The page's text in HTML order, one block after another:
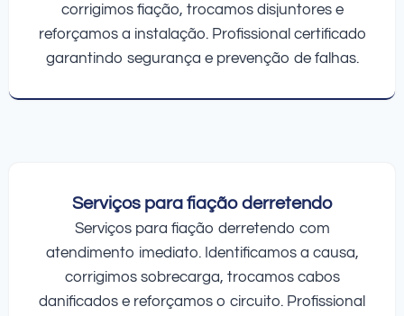
corrigimos fiação, trocamos disjuntores e
reforçamos a instalação. Profissional certificado
garantindo segurança e prevenção de falhas.
Serviços para fiação derretendo
Serviços para fiação derretendo com
atendimento imediato. Identificamos a causa,
corrigimos sobrecarga, trocamos cabos
danificados e reforçamos o circuito. Profissional